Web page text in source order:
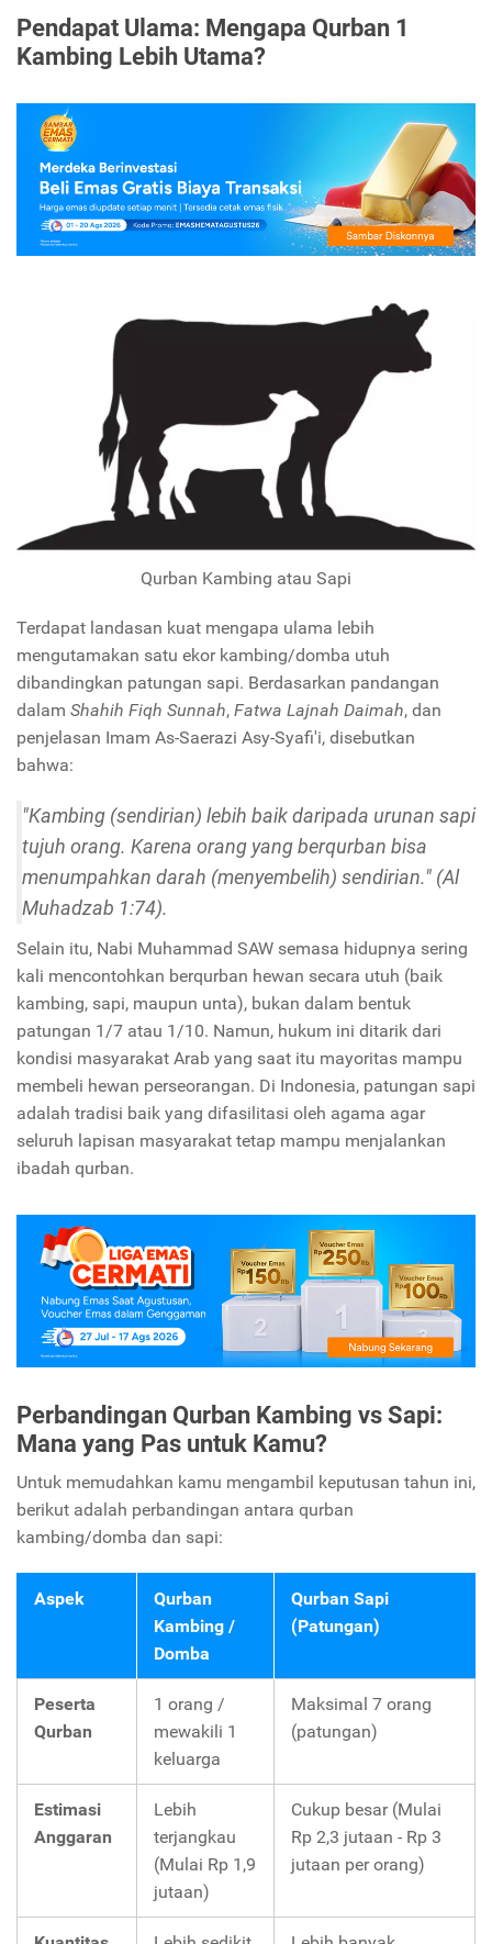
Pendapat Ulama: Mengapa Qurban 1
Kambing Lebih Utama?
Qurban Kambing atau Sapi
Terdapat landasan kuat mengapa ulama lebih
mengutamakan satu ekor kambing/domba utuh
dibandingkan patungan sapi. Berdasarkan pandangan
dalam Shahih Fiqh Sunnah, Fatwa Lajnah Daimah, dan
penjelasan Imam As-Saerazi Asy-Syafi'i, disebutkan
bahwa:
"Kambing (sendirian) lebih baik daripada urunan sapi
tujuh orang. Karena orang yang berqurban bisa
menumpahkan darah (menyembelih) sendirian." (Al
Muhadzab 1:74).
Selain itu, Nabi Muhammad SAW semasa hidupnya sering
kali mencontohkan berqurban hewan secara utuh (baik
kambing, sapi, maupun unta), bukan dalam bentuk
patungan 1/7 atau 1/10. Namun, hukum ini ditarik dari
kondisi masyarakat Arab yang saat itu mayoritas mampu
membeli hewan perseorangan. Di Indonesia, patungan sapi
adalah tradisi baik yang difasilitasi oleh agama agar
seluruh lapisan masyarakat tetap mampu menjalankan
ibadah qurban.
Perbandingan Qurban Kambing vs Sapi:
Mana yang Pas untuk Kamu?
Untuk memudahkan kamu mengambil keputusan tahun ini,
berikut adalah perbandingan antara qurban
kambing/domba dan sapi:
Aspek
Qurban
Kambing /
Domba
Qurban Sapi
(Patungan)
Peserta
Qurban
1 orang /
mewakili 1
keluarga
Maksimal 7 orang
(patungan)
Estimasi
Anggaran
Lebih
terjangkau
(Mulai Rp 1,9
jutaan)
Cukup besar (Mulai
Rp 2,3 jutaan - Rp 3
jutaan per orang)